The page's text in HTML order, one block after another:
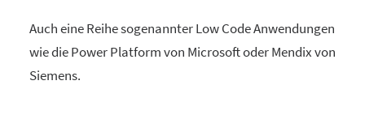
Auch eine Reihe sogenannter Low Code Anwendungen
wie die Power Platform von Microsoft oder Mendix von
Siemens.